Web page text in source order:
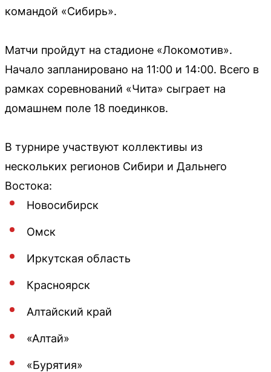
командой «Сибирь».
Матчи пройдут на стадионе «Локомотив».
Начало запланировано на 11:00 и 14:00. Всего в
рамках соревнований «Чита» сыграет на
домашнем поле 18 поединков.
В турнире участвуют коллективы из
нескольких регионов Сибири и Дальнего
Востока:
Новосибирск
Омск
Иркутская область
Красноярск
Алтайский край
«Алтай»
«Бурятия»